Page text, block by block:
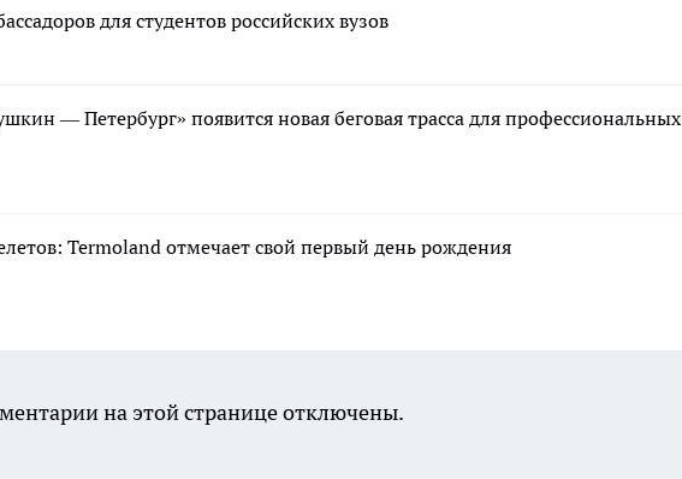
для студентов российских вузов
— Петербург» появится новая беговая трасса для профессиональных
Termoland отмечает свой первый день рождения
на этой странице отключены.